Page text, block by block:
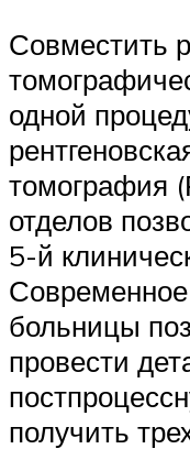
Совместить
одной
томография
отделов
5-й
больницы
провести
получить